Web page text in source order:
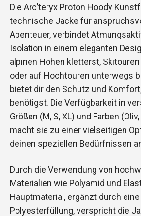
Die Arc’teryx Proton Hoody
technische Jacke für
Abenteuer, verbindet
Isolation in einem eleganten
alpinen Höhen kletterst,
oder auf Hochtouren unterwegs
bietet dir den Schutz und
benötigst. Die Verfügbarkeit in
Größen (M, S, XL) und Farben
macht sie zu einer vielseitigen
deinen speziellen Bedürfnissen
Durch die Verwendung von
Materialien wie Polyamid und
Hauptmaterial, ergänzt durch eine
Polyesterfüllung, verspricht die